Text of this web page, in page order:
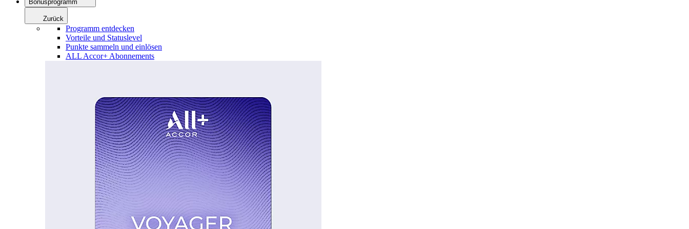
Bonusprogramm
Zurück
Programm entdecken
Vorteile und Statuslevel
Punkte sammeln und einlösen
ALL Accor+ Abonnements